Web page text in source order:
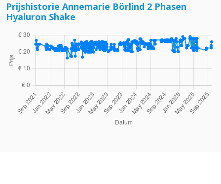
Prijshistorie Annemarie Börlind 2 Phasen
Hyaluron Shake